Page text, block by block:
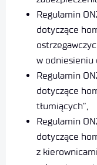
Regulamin
dotyczące
w odniesieniu
Regulamin
dotyczące
tłumiących”,
Regulamin
dotyczące
z